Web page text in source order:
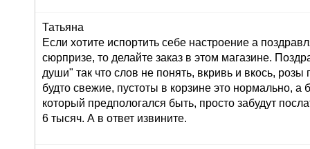
Татьяна
Если хотите испортить себе настроение а
сюрпризе, то делайте заказ в этом магазине.
души" так что слов не понять, вкривь и вкось, розы
будто свежие, пустоты в корзине это нормально, а
который предпологался быть, просто забудут
6 тысяч. А в ответ извините.